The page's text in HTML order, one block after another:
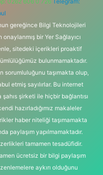
gereğince Bilgi Teknolojileri
bir Yer Sağlayıcı
sitedeki içerikleri proaktif
bulunmamaktadır.
sorumluluğunu taşımakta olup,
etmiş sayılırlar. Bu internet
şirketi ile hiçbir bağlantısı
hazırladığımız makaleler
haber niteliği taşımamakta
paylaşım yapılmamaktadır.
tamamen tesadüfidir.
ücretsiz bir bilgi paylaşım
aykırı olduğunu